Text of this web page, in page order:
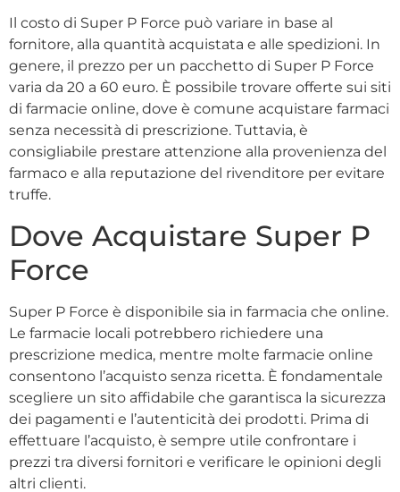
Il costo di Super P Force può variare in base al
fornitore, alla quantità acquistata e alle spedizioni. In
genere, il prezzo per un pacchetto di Super P Force
varia da 20 a 60 euro. È possibile trovare offerte sui siti
di farmacie online, dove è comune acquistare farmaci
senza necessità di prescrizione. Tuttavia, è
consigliabile prestare attenzione alla provenienza del
farmaco e alla reputazione del rivenditore per evitare
truffe.
Dove Acquistare Super P
Force
Super P Force è disponibile sia in farmacia che online.
Le farmacie locali potrebbero richiedere una
prescrizione medica, mentre molte farmacie online
consentono l’acquisto senza ricetta. È fondamentale
scegliere un sito affidabile che garantisca la sicurezza
dei pagamenti e l’autenticità dei prodotti. Prima di
effettuare l’acquisto, è sempre utile confrontare i
prezzi tra diversi fornitori e verificare le opinioni degli
altri clienti.